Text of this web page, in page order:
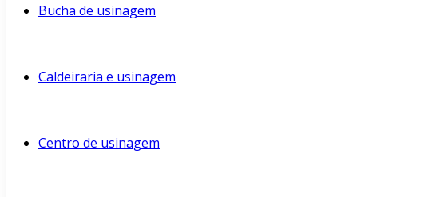
Bucha de usinagem
Caldeiraria e usinagem
Centro de usinagem